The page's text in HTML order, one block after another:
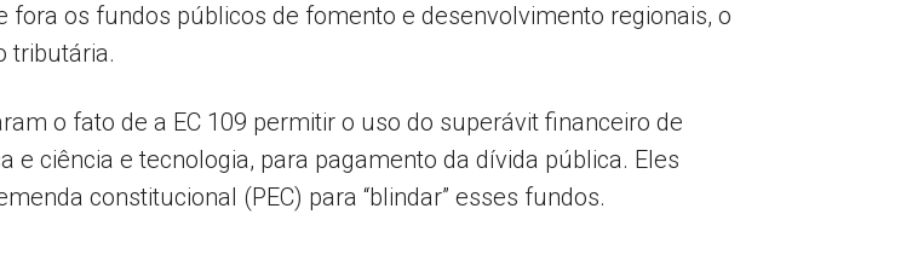
fora os fundos públicos de fomento e desenvolvimento regionais, o
tributária.
o fato de a EC 109 permitir o uso do superávit financeiro de
ciência e tecnologia, para pagamento da dívida pública. Eles
constitucional (PEC) para “blindar” esses fundos.